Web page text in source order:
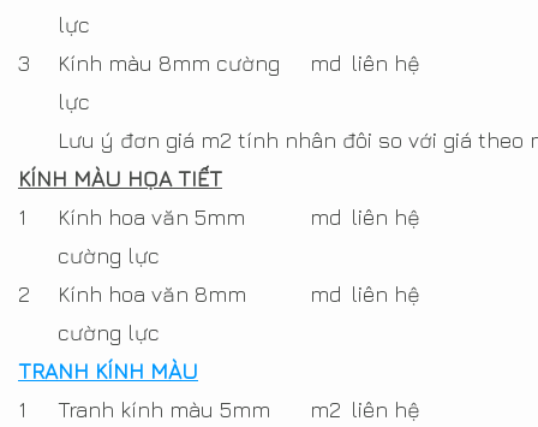
lực
3
Kính màu 8mm cường
lực
md liên hệ
Lưu ý đơn giá m2 tính nhân đôi so với giá theo
KÍNH MÀU HỌA TIẾT
1
Kính hoa văn 5mm
cường lực
md liên hệ
2
Kính hoa văn 8mm
cường lực
md liên hệ
TRANH KÍNH MÀU
1
Tranh kính màu 5mm
m2 liên hệ